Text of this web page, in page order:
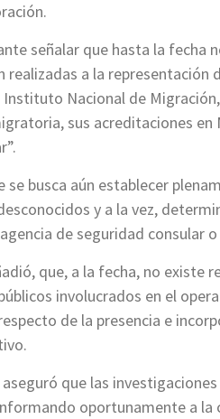
señalar que hasta la fecha
realizadas a la representación
Nacional de
sus acreditaciones
se busca aún establecer
y a la vez,
de seguridad consular
que, a la fecha, no existe
involucrados en el
de la presencia e
que las
oportunamente a la